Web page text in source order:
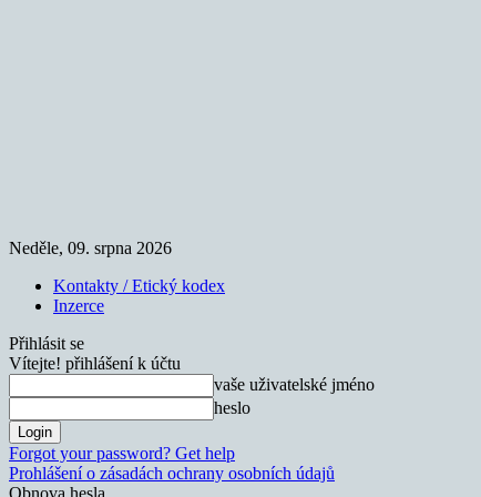
Neděle, 09. srpna 2026
Kontakty / Etický kodex
Inzerce
Přihlásit se
Vítejte! přihlášení k účtu
vaše uživatelské jméno
heslo
Forgot your password? Get help
Prohlášení o zásadách ochrany osobních údajů
Obnova hesla